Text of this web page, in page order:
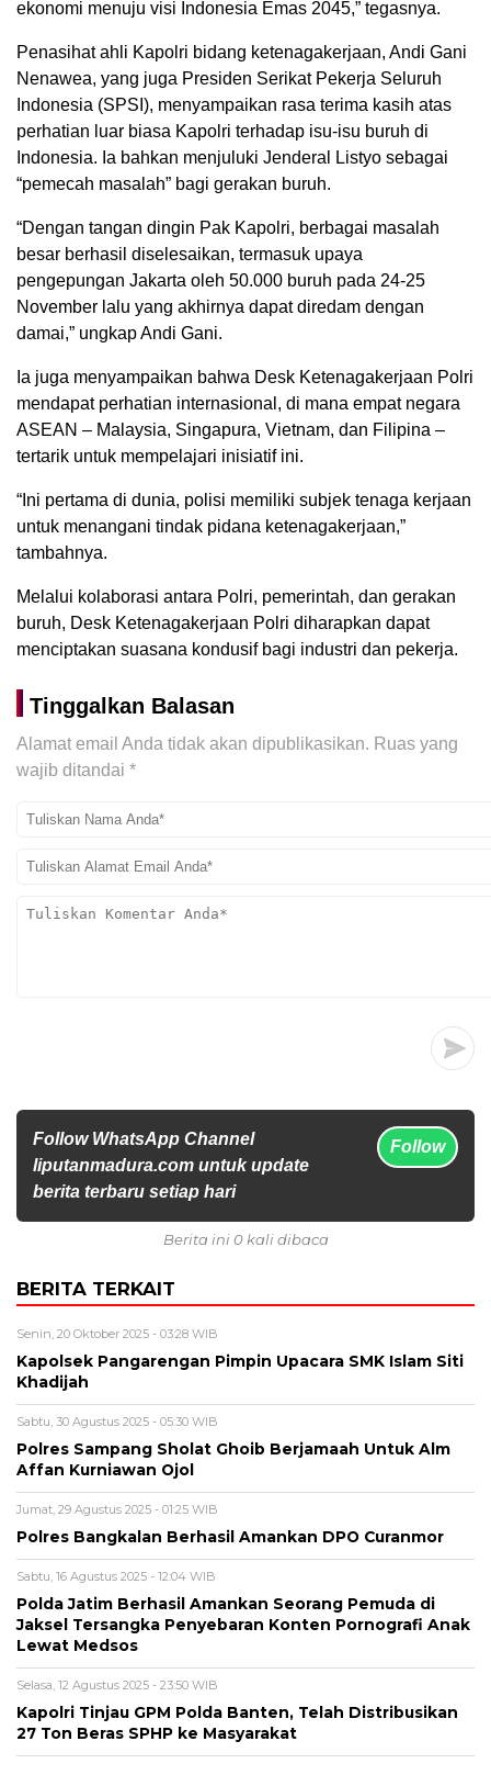
ekonomi menuju visi Indonesia Emas 2045,” tegasnya.
Penasihat ahli Kapolri bidang ketenagakerjaan, Andi Gani
Nenawea, yang juga Presiden Serikat Pekerja Seluruh
Indonesia (SPSI), menyampaikan rasa terima kasih atas
perhatian luar biasa Kapolri terhadap isu-isu buruh di
Indonesia. Ia bahkan menjuluki Jenderal Listyo sebagai
“pemecah masalah” bagi gerakan buruh.
“Dengan tangan dingin Pak Kapolri, berbagai masalah
besar berhasil diselesaikan, termasuk upaya
pengepungan Jakarta oleh 50.000 buruh pada 24-25
November lalu yang akhirnya dapat diredam dengan
damai,” ungkap Andi Gani.
Ia juga menyampaikan bahwa Desk Ketenagakerjaan Polri
mendapat perhatian internasional, di mana empat negara
ASEAN – Malaysia, Singapura, Vietnam, dan Filipina –
tertarik untuk mempelajari inisiatif ini.
“Ini pertama di dunia, polisi memiliki subjek tenaga kerjaan
untuk menangani tindak pidana ketenagakerjaan,”
tambahnya.
Melalui kolaborasi antara Polri, pemerintah, dan gerakan
buruh, Desk Ketenagakerjaan Polri diharapkan dapat
menciptakan suasana kondusif bagi industri dan pekerja.
Tinggalkan Balasan
Alamat email Anda tidak akan dipublikasikan. Ruas yang
wajib ditandai *
Follow WhatsApp Channel
liputanmadura.com untuk update
berita terbaru setiap hari
Follow
Berita ini 0 kali dibaca
BERITA TERKAIT
Senin, 20 Oktober 2025 - 03:28 WIB
Kapolsek Pangarengan Pimpin Upacara SMK Islam Siti
Khadijah
Sabtu, 30 Agustus 2025 - 05:30 WIB
Polres Sampang Sholat Ghoib Berjamaah Untuk Alm
Affan Kurniawan Ojol
Jumat, 29 Agustus 2025 - 01:25 WIB
Polres Bangkalan Berhasil Amankan DPO Curanmor
Sabtu, 16 Agustus 2025 - 12:04 WIB
Polda Jatim Berhasil Amankan Seorang Pemuda di
Jaksel Tersangka Penyebaran Konten Pornografi Anak
Lewat Medsos
Selasa, 12 Agustus 2025 - 23:50 WIB
Kapolri Tinjau GPM Polda Banten, Telah Distribusikan
27 Ton Beras SPHP ke Masyarakat